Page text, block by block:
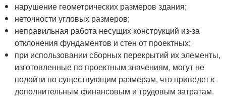
нарушение геометрических размеров здания;
неточности угловых размеров;
неправильная работа несущих конструкций из-за
отклонения фундаментов и стен от проектных;
при использовании сборных перекрытий их элементы,
изготовленные по проектным значениям, могут не
подойти по существующим размерам, что приведет к
дополнительным финансовым и трудовым затратам.